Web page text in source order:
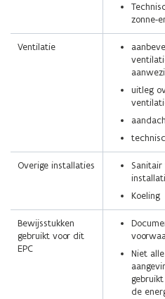
zonne-
Ventilatie
uitleg
Overige installaties
Koeling
Bewijsstukken
gebruikt voor dit
EPC
Niet
de